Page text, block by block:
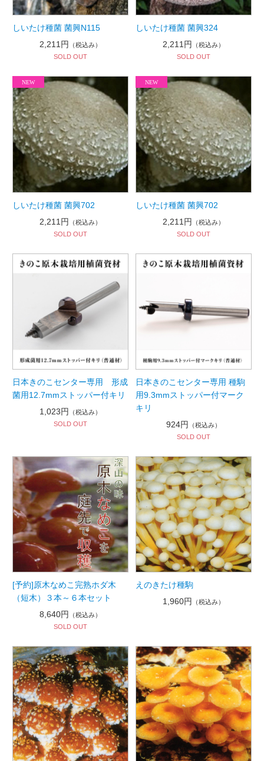
しいたけ種菌 菌興N115
2,211円
（税込み）
SOLD OUT
しいたけ種菌 菌興324
2,211円
（税込み）
SOLD OUT
しいたけ種菌 菌興702
2,211円 （税込み）
SOLD OUT
しいたけ種菌 菌興702
2,211円
（税込み）
SOLD OUT
日本きのこセンター専用 形成
菌用12.7mmストッパー付キリ
1,023円
（税込み）
SOLD OUT
日本きのこセンター専用 種駒
用9.3mmストッパー付マーク
キリ
924円
（税込み）
SOLD OUT
[予約]原木なめこ完熟ホダ木
（短木）３本～６本セット
8,640円
（税込み）
SOLD OUT
えのきたけ種駒
1,960円
（税込み）